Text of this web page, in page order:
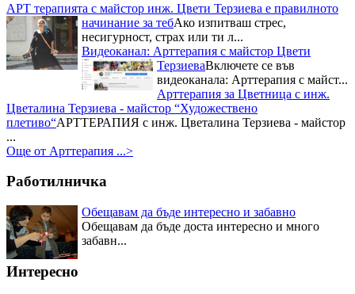
плетивата Цвети Терзиева е
готова да експериментира с
всякакви вкусове и рецепти. Тя
бе н...
Националният събор на овцевъдите в България и майстор
Цвети ТерзиеваЗапомнящо се
преживявание с майстор Цвети
Терзиева за почитателите на
народния бит, творчество и
успешно възраждане на
традициите в област...
Първо място в Кулинарния
АРТ терапията с майстор инж. Цвети Терзиева е правилното
начинание за тебАко изпитваш стрес,
несигурност, страх или ти л...
Видеоканал: Арттерапия с майстор Цвети
ТерзиеваВключете се във
видеоканала: Арттерапия с майст...
Арттерапия за Цветница с инж.
Цветалина Терзиева - майстор “Художествено
плетиво“АРТТЕРАПИЯ с инж. Цветалина Терзиева - майстор
...
Още от Арттерапия ...>
Работилничка
Обещавам да бъде интересно и забавно
Обещавам да бъде доста интересно и много
забавн...
Интересно